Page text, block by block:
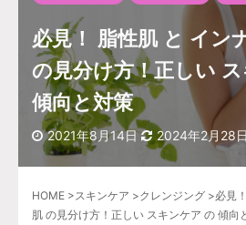
必見！ 脂性肌 と イン
の見分け方！正しい
傾向と対策
2021年8月14日 2024年2月28
HOME >スキンケア >クレンジング >必見
肌 の見分け方！正しい スキンケア の 傾向